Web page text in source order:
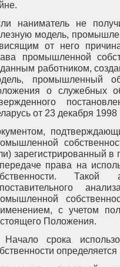
наниматель не
модель,
от него
промышленной
работником,
промышленный
о служебных
от 23 декабря 1998
зарегистрированный в
права на
с учетом
Положения.
срока
определяется